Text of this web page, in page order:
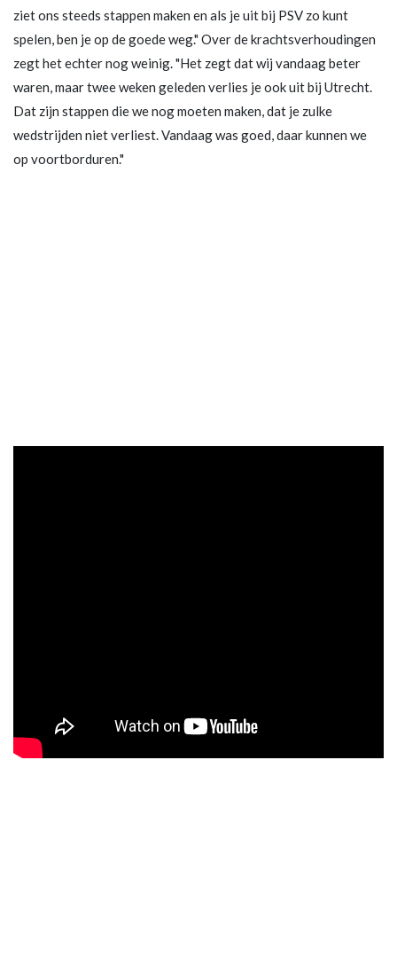
ziet ons steeds stappen maken en als je uit bij PSV zo kunt
spelen, ben je op de goede weg." Over de krachtsverhoudingen
zegt het echter nog weinig. "Het zegt dat wij vandaag beter
waren, maar twee weken geleden verlies je ook uit bij Utrecht.
Dat zijn stappen die we nog moeten maken, dat je zulke
wedstrijden niet verliest. Vandaag was goed, daar kunnen we
op voortborduren."